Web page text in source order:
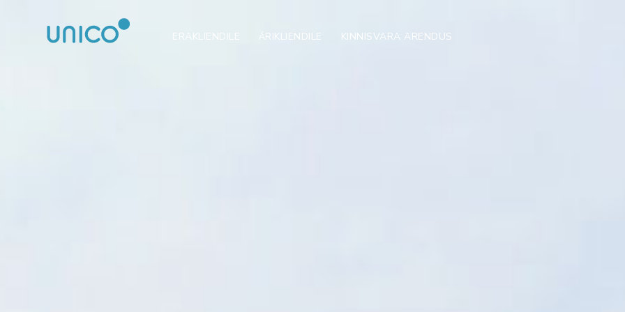
ERAKLIENDILE ÄRIKLIENDILE KINNISVARA ARENDUS